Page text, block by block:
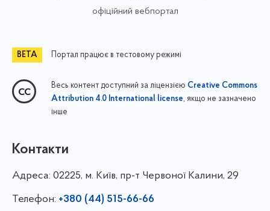
офіційний вебпортал
Портал працює в тестовому режимі
Весь контент доступний за ліцензією Creative Commons
Attribution 4.0 International license, якщо не зазначено
інше
Контакти
Адреса: 02225, м. Київ, пр-т Червоної Калини, 29
Телефон: +380 (44) 515-66-66